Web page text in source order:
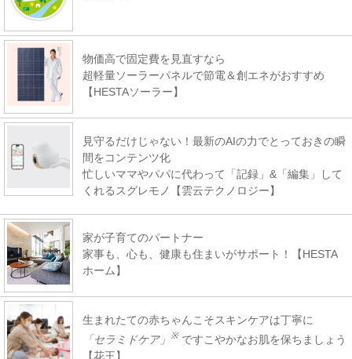
物価高で固定費を見直すなら
超軽量ソーラーパネルで節電＆創エネがおすすめ
【HESTAソーラー】
見守るだけじゃない！最新のAIの力でとっておきの瞬
間をコンテンツ化
忙しいママやパパに代わって「記録」&「編集」して
くれるスグレモノ【雲云テクノロジー】
家が子育てのパートナー
家事も、心も、健康も住まいがサポート！【HESTA
ホーム】
生まれたての赤ちゃんこそスキンケアは丁寧に
「セラミドケア」
※ ですこやかなお肌を保ちましょう
【花王】